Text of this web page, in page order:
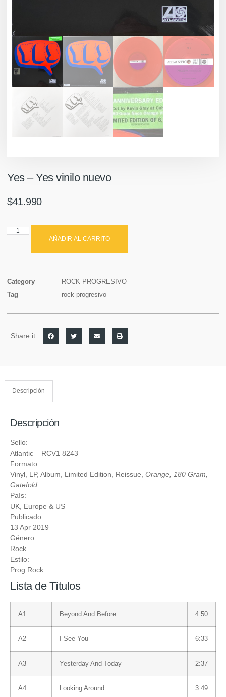
Yes ‎– Yes vinilo nuevo
$41.990
AÑADIR AL CARRITO
Category
ROCK PROGRESIVO
Tag
rock progresivo
Share it :
Descripción
Descripción
Sello:
Atlantic ‎– RCV1 8243
Formato:
Vinyl , LP, Album, Limited Edition, Reissue, Orange, 180 Gram,
Gatefold
País:
UK, Europe & US
Publicado:
13 Apr 2019
Género:
Rock
Estilo:
Prog Rock
Lista de Títulos
A1 Beyond And Before 4:50
A2 I See You 6:33
A3 Yesterday And Today 2:37
A4 Looking Around 3:49